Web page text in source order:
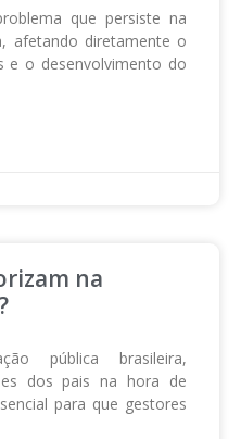
que persiste na
afetando diretamente o
e o desenvolvimento do
na
pública brasileira,
dos pais na hora de
para que gestores